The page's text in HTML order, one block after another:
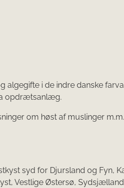
algegifte i de indre danske
opdrætsanlæg.
om høst af muslinger m.m.
syd for Djursland og Fyn,
Vestlige Østersø,